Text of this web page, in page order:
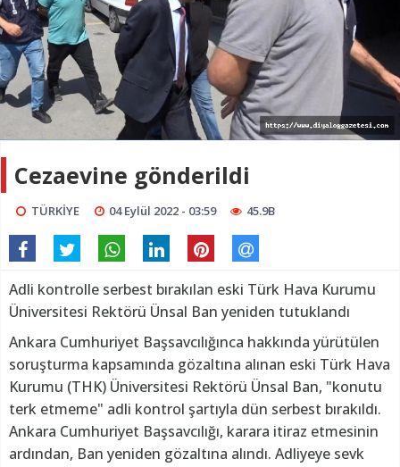
Cezaevine gönderildi
TÜRKİYE 04 Eylül 2022 - 03:59 45.9B
Adli kontrolle serbest bırakılan eski Türk Hava Kurumu
Üniversitesi Rektörü Ünsal Ban yeniden tutuklandı
Ankara Cumhuriyet Başsavcılığınca hakkında yürütülen
soruşturma kapsamında gözaltına alınan eski Türk Hava
Kurumu (THK) Üniversitesi Rektörü Ünsal Ban, "konutu
terk etmeme" adli kontrol şartıyla dün serbest bırakıldı.
Ankara Cumhuriyet Başsavcılığı, karara itiraz etmesinin
ardından, Ban yeniden gözaltına alındı. Adliyeye sevk